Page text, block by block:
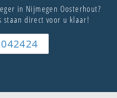
in Nijmegen Oosterhout?
staan direct voor u klaar!